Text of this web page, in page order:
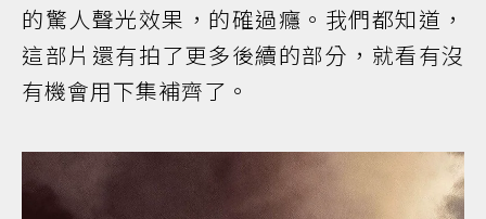
的驚人聲光效果，的確過癮。我們都知道，
這部片還有拍了更多後續的部分，就看有沒
有機會用下集補齊了。